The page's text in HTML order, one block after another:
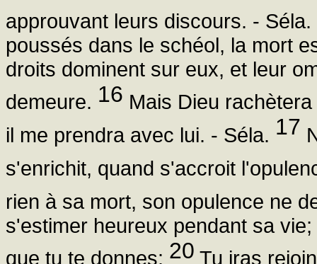
approuvant leurs discours. - Séla.
poussés dans le schéol, la mort
droits dominent sur eux, et leur
demeure. 16 Mais Dieu
il me prendra avec lui. - Séla. 17
s'enrichit, quand s'accroit
rien à sa mort, son opulence ne
s'estimer heureux pendant sa
que tu te donnes: 20 Tu iras